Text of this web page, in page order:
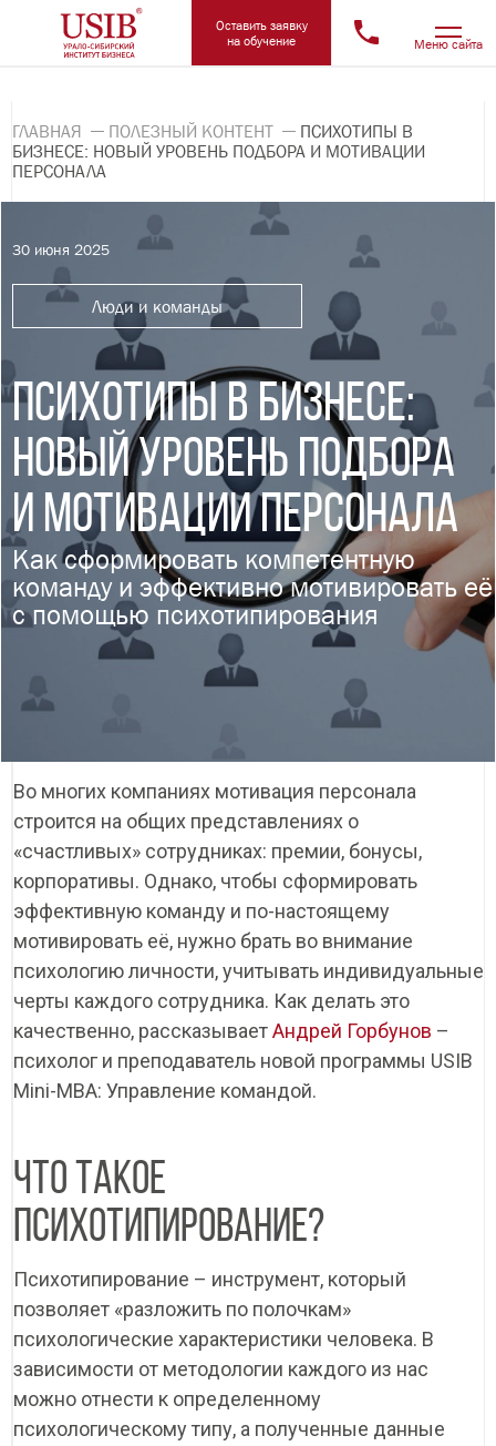
Оставить заявку
на обучение
Меню сайта
ГЛАВНАЯ ПОЛЕЗНЫЙ КОНТЕНТ
ПСИХОТИПЫ В
БИЗНЕСЕ: НОВЫЙ УРОВЕНЬ ПОДБОРА И МОТИВАЦИИ
ПЕРСОНАЛА
30 июня 2025
Люди и команды
ПСИХОТИПЫ В БИЗНЕСЕ:
НОВЫЙ УРОВЕНЬ ПОДБОРА
И МОТИВАЦИИ ПЕРСОНАЛА
Как сформировать компетентную
команду и эффективно мотивировать её
с помощью психотипирования
Во многих компаниях мотивация персонала
строится на общих представлениях о
«счастливых» сотрудниках: премии, бонусы,
корпоративы. Однако, чтобы сформировать
эффективную команду и по-настоящему
мотивировать её, нужно брать во внимание
психологию личности, учитывать индивидуальные
черты каждого сотрудника. Как делать это
качественно, рассказываетАндрей Горбунов –
психолог и преподаватель новой программы USIB
Mini-MBA: Управление командой.
ЧТО ТАКОЕ
ПСИХОТИПИРОВАНИЕ?
Психотипирование – инструмент, который
позволяет «разложить по полочкам»
психологические характеристики человека. В
зависимости от методологии каждого из нас
можно отнести к определенному
психологическому типу, а полученные данные